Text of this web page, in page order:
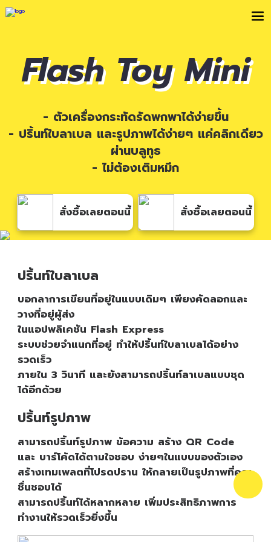
Flash Toy Mini
- ตัวเครื่องกระทัดรัดพกพาได้ง่ายขึ้น
- ปริ้นท์ใบลาเบล และรูปภาพได้ง่ายๆ แค่คลิกเดียว
ผ่านบลูทูธ
- ไม่ต้องเติมหมึก
สั่งซื้อเลยตอนนี้ สั่งซื้อเลยตอนนี้
ปริ้นท์ใบลาเบล
บอกลาการเขียนที่อยู่ในแบบเดิมๆ เพียงคัดลอกและ
วางที่อยู่ผู้ส่ง
ในแอปพลิเคชัน Flash Express
ระบบช่วยจำแนกที่อยู่ ทำให้ปริ้นท์ใบลาเบลได้อย่าง
รวดเร็ว
ภายใน 3 วินาที และยังสามารถปริ้นท์ลาเบลแบบชุด
ได้อีกด้วย
ปริ้นท์รูปภาพ
สามารถปริ้นท์รูปภาพ ข้อความ สร้าง QR Code
และ บาร์โค้ดได้ตามใจชอบ ง่ายๆในแบบของตัวเอง
สร้างเทมเพลตที่โปรดปราน ให้กลายเป็นรูปภาพที่คุณ
ชื่นชอบได้
สามารถปริ้นท์ได้หลากหลาย เพิ่มประสิทธิภาพการ
ทำงานให้รวดเร็วยิ่งขึ้น